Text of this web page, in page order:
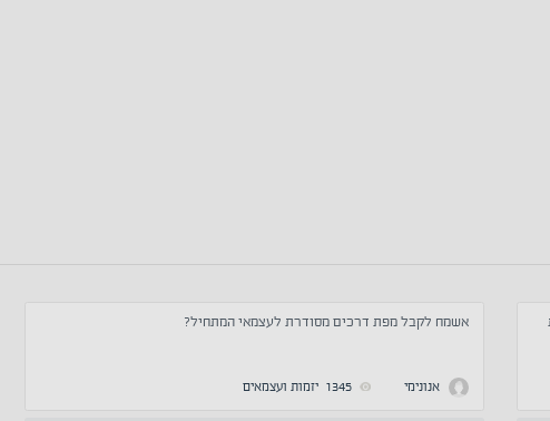
אשמח לקבל מפת דרכים מסודרת לעצמאי המתחיל?
אנונימי 1345 יזמות ועצמאים